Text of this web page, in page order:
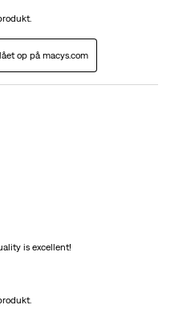
op på macys.com
is excellent!